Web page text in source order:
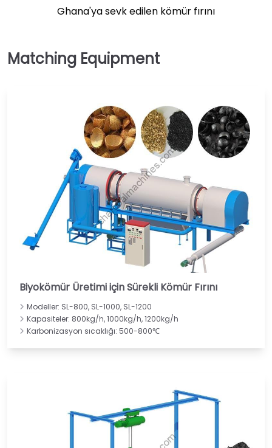
Ghana'ya sevk edilen kömür fırını
Biyokömür Üretimi için Sürekli Kömür Fırını
Modeller: SL-800, SL-1000, SL-1200
Kapasiteler: 800kg/h, 1000kg/h, 1200kg/h
Karbonizasyon sıcaklığı: 500-800℃